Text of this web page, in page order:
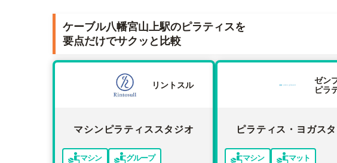
ケーブル八幡宮山上駅のピラティスを
要点だけでサクッと比較
リントスル
マシンピラティススタジオ
マシン
グループ
ゼン
ピラ
ピラティス・ヨガス
マシン
マット